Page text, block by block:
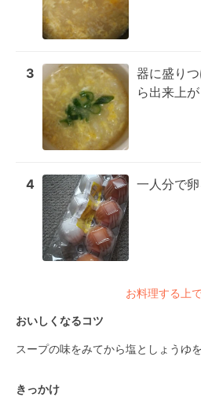
3
器に盛り
ら出来上が
4 一人分で卵
お料理する上
おいしくなるコツ
スープの味をみてから塩としょうゆ
きっかけ